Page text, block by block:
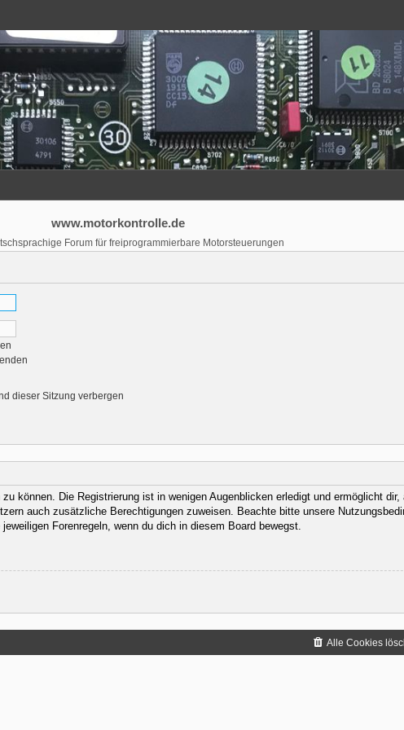
www.motorkontrolle.de
Forum für freiprogrammierbare Motorsteuerungen
dieser Sitzung verbergen
können. Die Registrierung ist in wenigen Augenblicken erledigt und ermöglicht dir,
auch zusätzliche Berechtigungen zuweisen. Beachte bitte unsere
Forenregeln, wenn du dich in diesem Board bewegst.
Alle Cookies